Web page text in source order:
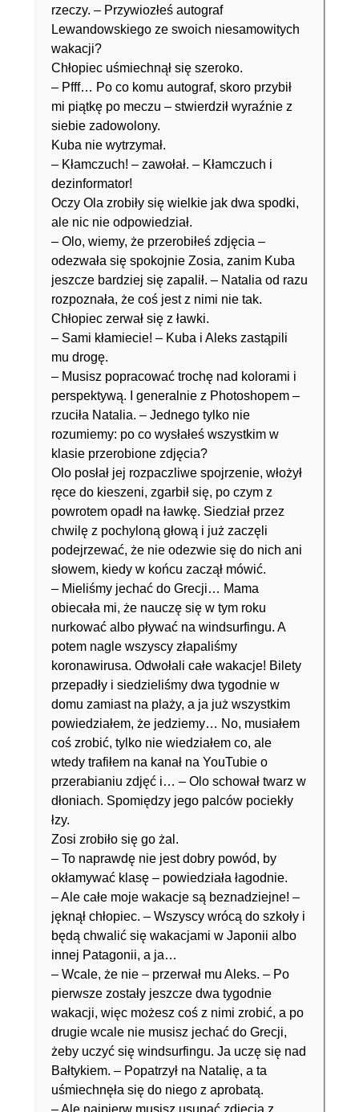
rzeczy. – Przywiozłeś autograf
Lewandowskiego ze swoich niesamowitych
wakacji?
Chłopiec uśmiechnął się szeroko.
– Pfff… Po co komu autograf, skoro przybił
mi piątkę po meczu – stwierdził wyraźnie z
siebie zadowolony.
Kuba nie wytrzymał.
– Kłamczuch! – zawołał. – Kłamczuch i
dezinformator!
Oczy Ola zrobiły się wielkie jak dwa spodki,
ale nic nie odpowiedział.
– Olo, wiemy, że przerobiłeś zdjęcia –
odezwała się spokojnie Zosia, zanim Kuba
jeszcze bardziej się zapalił. – Natalia od razu
rozpoznała, że coś jest z nimi nie tak.
Chłopiec zerwał się z ławki.
– Sami kłamiecie! – Kuba i Aleks zastąpili
mu drogę.
– Musisz popracować trochę nad kolorami i
perspektywą. I generalnie z Photoshopem –
rzuciła Natalia. – Jednego tylko nie
rozumiemy: po co wysłałeś wszystkim w
klasie przerobione zdjęcia?
Olo posłał jej rozpaczliwe spojrzenie, włożył
ręce do kieszeni, zgarbił się, po czym z
powrotem opadł na ławkę. Siedział przez
chwilę z pochyloną głową i już zaczęli
podejrzewać, że nie odezwie się do nich ani
słowem, kiedy w końcu zaczął mówić.
– Mieliśmy jechać do Grecji… Mama
obiecała mi, że nauczę się w tym roku
nurkować albo pływać na windsurfingu. A
potem nagle wszyscy złapaliśmy
koronawirusa. Odwołali całe wakacje! Bilety
przepadły i siedzieliśmy dwa tygodnie w
domu zamiast na plaży, a ja już wszystkim
powiedziałem, że jedziemy… No, musiałem
coś zrobić, tylko nie wiedziałem co, ale
wtedy trafiłem na kanał na YouTubie o
przerabianiu zdjęć i… – Olo schował twarz w
dłoniach. Spomiędzy jego palców pociekły
łzy.
Zosi zrobiło się go żal.
– To naprawdę nie jest dobry powód, by
okłamywać klasę – powiedziała łagodnie.
– Ale całe moje wakacje są beznadziejne! –
jęknął chłopiec. – Wszyscy wrócą do szkoły i
będą chwalić się wakacjami w Japonii albo
innej Patagonii, a ja…
– Wcale, że nie – przerwał mu Aleks. – Po
pierwsze zostały jeszcze dwa tygodnie
wakacji, więc możesz coś z nimi zrobić, a po
drugie wcale nie musisz jechać do Grecji,
żeby uczyć się windsurfingu. Ja uczę się nad
Bałtykiem. – Popatrzył na Natalię, a ta
uśmiechnęła się do niego z aprobatą.
– Ale najpierw musisz usunąć zdjęcia z